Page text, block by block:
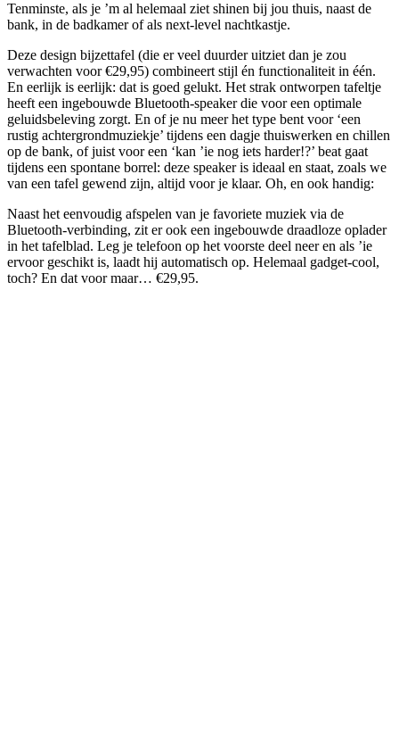
Tenminste, als je ’m al helemaal ziet shinen bij jou thuis, naast de
bank, in de badkamer of als next-level nachtkastje.
Deze design bijzettafel (die er veel duurder uitziet dan je zou
verwachten voor €29,95) combineert stijl én functionaliteit in één.
En eerlijk is eerlijk: dat is goed gelukt. Het strak ontworpen tafeltje
heeft een ingebouwde Bluetooth-speaker die voor een optimale
geluidsbeleving zorgt. En of je nu meer het type bent voor ‘een
rustig achtergrondmuziekje’ tijdens een dagje thuiswerken en chillen
op de bank, of juist voor een ‘kan ’ie nog iets harder!?’ beat gaat
tijdens een spontane borrel: deze speaker is ideaal en staat, zoals we
van een tafel gewend zijn, altijd voor je klaar. Oh, en ook handig:
Naast het eenvoudig afspelen van je favoriete muziek via de
Bluetooth-verbinding, zit er ook een ingebouwde draadloze oplader
in het tafelblad. Leg je telefoon op het voorste deel neer en als ’ie
ervoor geschikt is, laadt hij automatisch op. Helemaal gadget-cool,
toch? En dat voor maar… €29,95.